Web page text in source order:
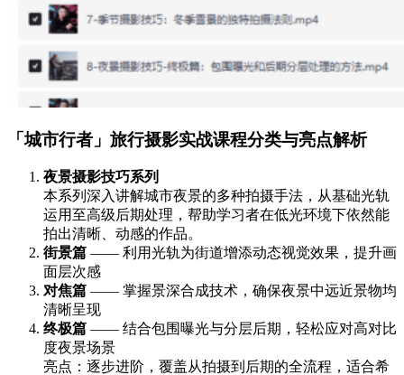
「城市行者」旅行摄影实战课程分类与亮点解析
夜景摄影技巧系列
本系列深入讲解城市夜景的多种拍摄手法，从基础光轨
运用至高级后期处理，帮助学习者在低光环境下依然能
拍出清晰、动感的作品。
街景篇 —— 利用光轨为街道增添动态视觉效果，提升画
面层次感
对焦篇 —— 掌握景深合成技术，确保夜景中远近景物均
清晰呈现
终极篇 —— 结合包围曝光与分层后期，轻松应对高对比
度夜景场景
亮点：逐步进阶，覆盖从拍摄到后期的全流程，适合希